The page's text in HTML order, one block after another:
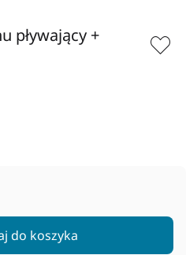
pływający +
do koszyka